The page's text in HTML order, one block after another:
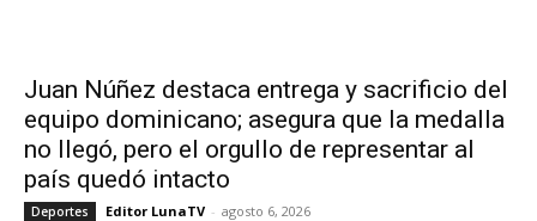
Juan Núñez destaca entrega y sacrificio del
equipo dominicano; asegura que la medalla
no llegó, pero el orgullo de representar al
país quedó intacto
Deportes Editor LunaTV - agosto 6, 2026